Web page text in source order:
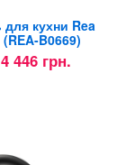
кухни Rea
B0669)
4 446 грн.